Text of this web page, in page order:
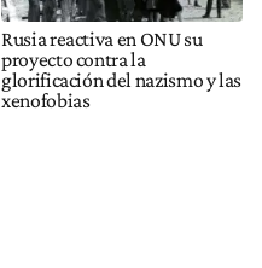
Rusia reactiva en ONU su
proyecto contra la
glorificación del nazismo y las
xenofobias